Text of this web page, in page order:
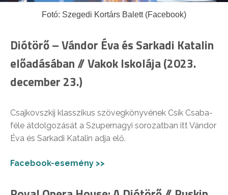
Fotó: Szegedi Kortárs Balett (Facebook)
Diótörő – Vándor Éva és Sarkadi Katalin
előadásában // Vakok Iskolája (2023.
december 23.)
Csajkovszkij klasszikus szövegkönyvének Csík Csaba-
féle átdolgozását a Szupernagyi sorozatban itt Vándor
Éva és Sarkadi Katalin adja elő.
Facebook-esemény >>